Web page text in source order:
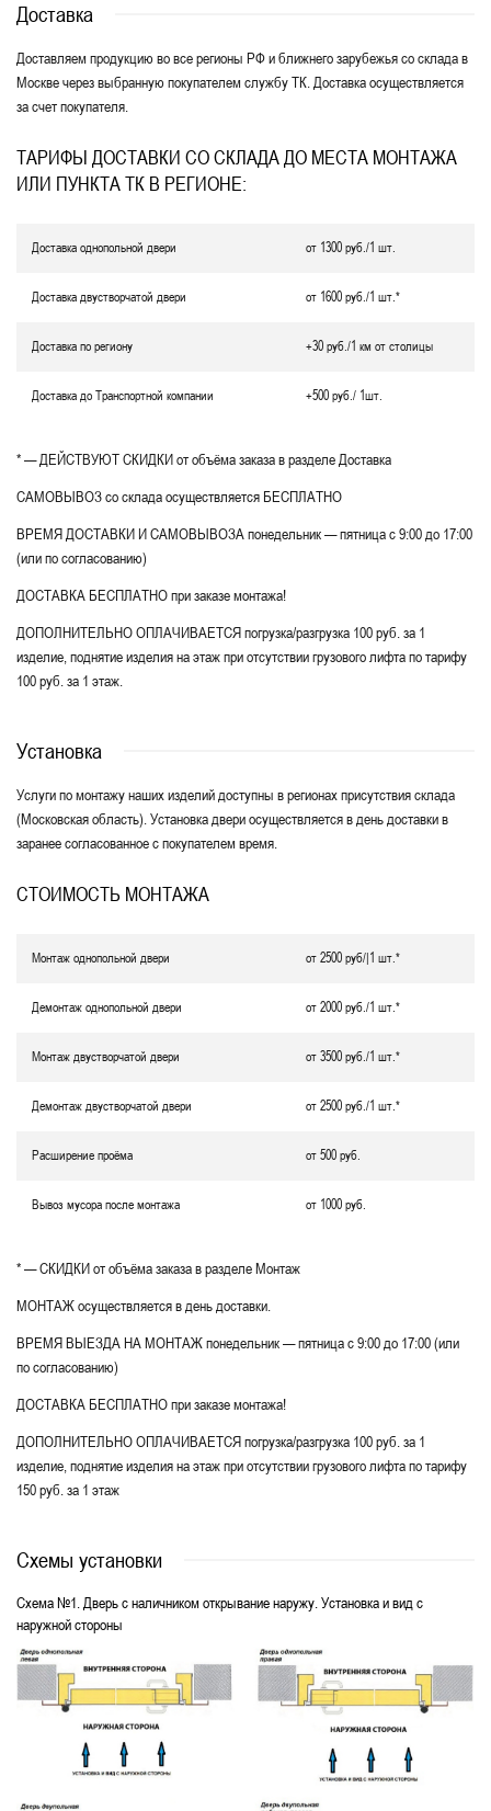
Доставка
Доставляем продукцию во все регионы РФ и ближнего зарубежья со склада в
Москве через выбранную покупателем службу ТК. Доставка осуществляется
за счет покупателя.
ТАРИФЫ ДОСТАВКИ СО СКЛАДА ДО МЕСТА МОНТАЖА
ИЛИ ПУНКТА ТК В РЕГИОНЕ:
Доставка однопольной двери от 1300 руб./1 шт.
Доставка двустворчатой двери от 1600 руб./1 шт.*
Доставка по региону +30 руб./1 км от столицы
Доставка до Транспортной компании +500 руб./ 1шт.
* — ДЕЙСТВУЮТ СКИДКИ от объёма заказа в разделе Доставка
САМОВЫВОЗ со склада осуществляется БЕСПЛАТНО
ВРЕМЯ ДОСТАВКИ И САМОВЫВОЗА понедельник — пятница с 9:00 до 17:00
(или по согласованию)
ДОСТАВКА БЕСПЛАТНО при заказе монтажа!
ДОПОЛНИТЕЛЬНО ОПЛАЧИВАЕТСЯ погрузка/разгрузка 100 руб. за 1
изделие, поднятие изделия на этаж при отсутствии грузового лифта по тарифу
100 руб. за 1 этаж.
Установка
Услуги по монтажу наших изделий доступны в регионах присутствия склада
(Московская область). Установка двери осуществляется в день доставки в
заранее согласованное с покупателем время.
СТОИМОСТЬ МОНТАЖА
Монтаж однопольной двери от 2500 руб/|1 шт.*
Демонтаж однопольной двери от 2000 руб./1 шт.*
Монтаж двустворчатой двери от 3500 руб./1 шт.*
Демонтаж двустворчатой двери от 2500 руб./1 шт.*
Расширение проёма от 500 руб.
Вывоз мусора после монтажа от 1000 руб.
* — СКИДКИ от объёма заказа в разделе Монтаж
МОНТАЖ осуществляется в день доставки.
ВРЕМЯ ВЫЕЗДА НА МОНТАЖ понедельник — пятница с 9:00 до 17:00 (или
по согласованию)
ДОСТАВКА БЕСПЛАТНО при заказе монтажа!
ДОПОЛНИТЕЛЬНО ОПЛАЧИВАЕТСЯ погрузка/разгрузка 100 руб. за 1
изделие, поднятие изделия на этаж при отсутствии грузового лифта по тарифу
150 руб. за 1 этаж
Схемы установки
Схема №1. Дверь с наличником открывание наружу. Установка и вид с
наружной стороны